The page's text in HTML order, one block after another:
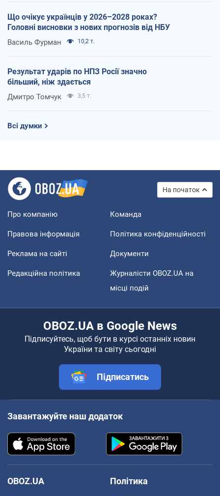
Що очікує українців у 2026–2028 роках?
Головні висновки з нових прогнозів від НБУ
Василь Фурман 10,2 т.
Результат ударів по НПЗ Росії значно
більший, ніж здається
Дмитро Томчук 3,5 т.
Всі думки
На початок
Про компанію Команда
Правова інформація Політика конфіденційності
Реклама на сайті Документи
Редакційна політика
Журналісти OBOZ.UA на
місці подій
OBOZ.UA в Google News
Підписуйтесь, щоб бути в курсі останніх новин
України та світу сьогодні
Підписатись
Завантажуйте наш додаток
OBOZ.UA
Політика